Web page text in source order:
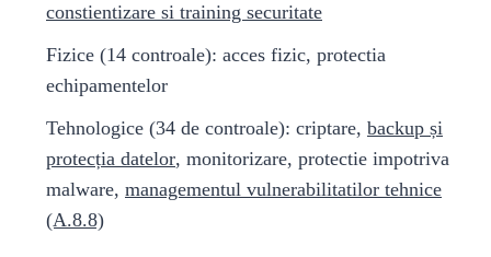
constientizare si training securitate
Fizice (14 controale): acces fizic, protectia
echipamentelor
Tehnologice (34 de controale): criptare, backup și
protecția datelor, monitorizare, protectie impotriva
malware, managementul vulnerabilitatilor tehnice
(A.8.8)